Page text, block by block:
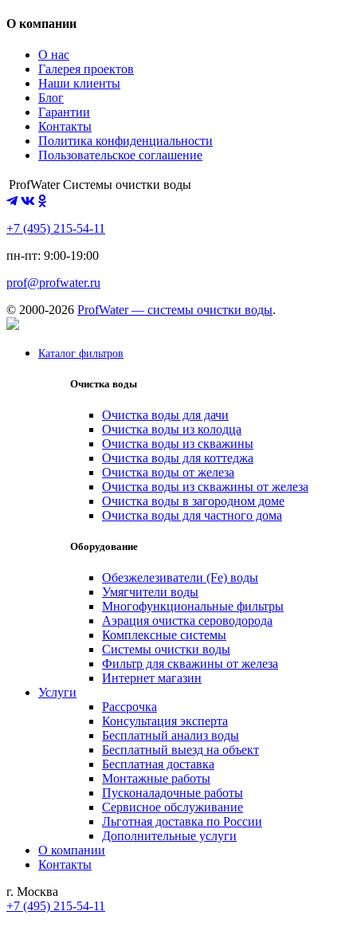
О компании
О нас
Галерея проектов
Наши клиенты
Блог
Гарантии
Контакты
Политика конфиденциальности
Пользовательское соглашение
ProfWater Системы очистки воды
+7 (495) 215-54-11
пн-пт: 9:00-19:00
prof@profwater.ru
© 2000-2026 ProfWater — системы очистки воды.
Каталог фильтров
Очистка воды
Очистка воды для дачи
Очистка воды из колодца
Очистка воды из скважины
Очистка воды для коттеджа
Очистка воды от железа
Очистка воды из скважины от железа
Очистка воды в загородном доме
Очистка воды для частного дома
Оборудование
Обезжелезиватели (Fe) воды
Умягчители воды
Многофункциональные фильтры
Аэрация очистка сероводорода
Комплексные системы
Системы очистки воды
Фильтр для скважины от железа
Интернет магазин
Услуги
Рассрочка
Консультация эксперта
Бесплатный анализ воды
Бесплатный выезд на объект
Бесплатная доставка
Монтажные работы
Пусконаладочные работы
Сервисное обслуживание
Льготная доставка по России
Дополнительные услуги
О компании
Контакты
г. Москва
+7 (495) 215-54-11